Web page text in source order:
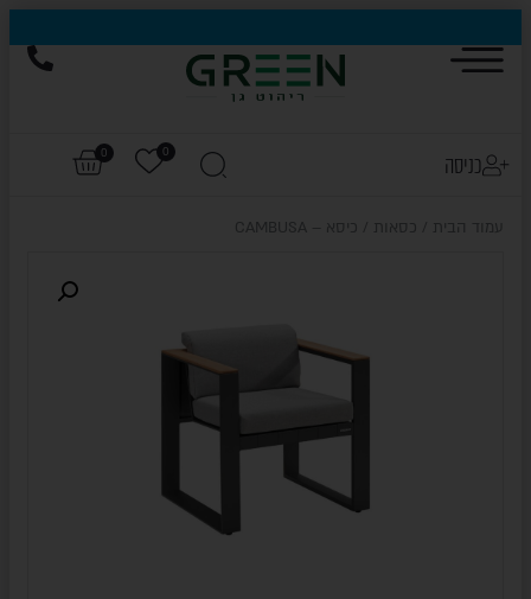
הייגולד- המותג שכבש את עולם החוץ, עכשיו בהנחות של עד 50%
כניסה 0
0
עמוד הבית כסאות / כיסא – CAMBUSA